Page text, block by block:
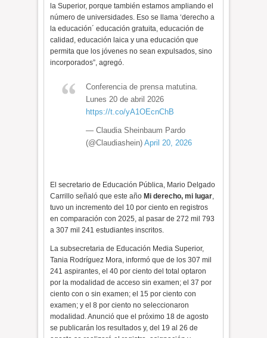
la Superior, porque también estamos ampliando el
número de universidades. Eso se llama ‘derecho a
la educación´ educación gratuita, educación de
calidad, educación laica y una educación que
permita que los jóvenes no sean expulsados, sino
incorporados”, agregó.
Conferencia de prensa matutina.
Lunes 20 de abril 2026
https://t.co/yA1OEcnChB
— Claudia Sheinbaum Pardo
(@Claudiashein)April 20, 2026
El secretario de Educación Pública, Mario Delgado
Carrillo señaló que este año Mi derecho, mi lugar,
tuvo un incremento del 10 por ciento en registros
en comparación con 2025, al pasar de 272 mil 793
a 307 mil 241 estudiantes inscritos.
La subsecretaria de Educación Media Superior,
Tania Rodríguez Mora, informó que de los 307 mil
241 aspirantes, el 40 por ciento del total optaron
por la modalidad de acceso sin examen; el 37 por
ciento con o sin examen; el 15 por ciento con
examen; y el 8 por ciento no seleccionaron
modalidad. Anunció que el próximo 18 de agosto
se publicarán los resultados y, del 19 al 26 de